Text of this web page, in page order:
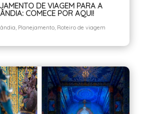
DE VIAGEM PARA A
COMECE POR AQUI!
, Planejamento, Roteiro de viagem